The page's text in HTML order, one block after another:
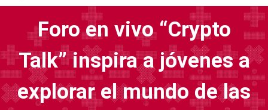
Foro en vivo “Crypto
Talk” inspira a jóvenes a
explorar el mundo de las